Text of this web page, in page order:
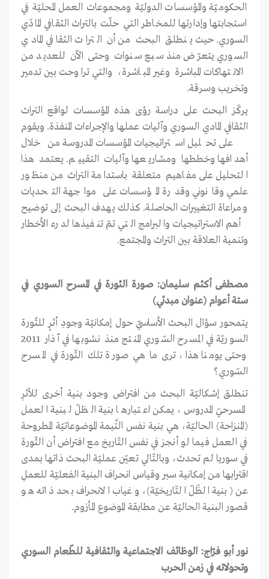
الحكوميّة والمؤسسات الدوليّة ومجموعات العمل المحليّة في
استجابتها وإدارتها للمخاطر التي حلّت بالتراث الثقافي المادّي
السوري. حيث ينطلق البحث من أن التراث الثقافي المادي
السوري يتعرّض منذ سبع سنوات وحتى الآن للعديد من
الانتهاكات المباشرة وغير المباشرة، والتي تراوحت بين تدمير
وتخريب وسرقة.
يركّز البحث على دراسة رؤى هذه المؤسسات لواقع التراث
الثقافي المادي السوري وآليات عملها والإجراءات المنفذة. ويقوم
على تحليل استراتيجيات المؤسسات المدروسة من خلال
أهدافها وخططها ومشاريعها وآليات التقييم. يعتمد هذا
التحليل على مفاهيم متعلقة باستدامة التراث من منظور
علمي وقانوني وقدرة المؤسسات على مواجهة التحديات
ومراعاة التغييرات الحاصلة. كذلك يهدف البحث إلى توضيح
أهم الاستراتيجيات والبرامج التي تمّ تنفيذها لدرء الأخطار
وتنمية العلاقة بين التراث والمجتمع.
مصطفى أكثم سليمان: صورة الثورة في المسرح السوري في
ستة أعوام (عنوان مبدئي)
يتمحور سؤال البحث الأساسيّ حول إمكانيّة وجودِ أثرٍ للثّورة
السوريّة في المسرح السّوري المنتج منذ نشوبها في آذار 2011
وحتى يومنا هذا، ترى ما هي صورة تلك الثّورة في المسرح
السّوري؟
تنطلق إشكاليّة البحث من افتراض وجود بنية أخرى للأثرِ
المسرحيّ المدروس، يمكن اعتبارها بنية الظلّ لبنية العمل
(المنزاحة) الحاليّة، هي بنية نفس التِّيمة الموضوعاتيّة المطروحة
في العمل فيما لو أنجز في نفس التّاريخ مع افتراض أن الثّورة
في سوريا لم تحدث، وبالتّالي تعيّن عمليّة البحث ذاتها بمدى
اقترابها من إمكانية سبر وقياس انحراف البنية الفعليّة للعملِ
عن (بنية الظّلّ التّاريخيّة)، وغياب الانحراف بحد ذاته هو
قصور البنية الحاليّة عن مطابقة الموضوع المأزوم.
نور أبو فرّاج: الوظائف الاجتماعية والثقافية للطّعام السوري
وتحولاته في زمن الحرب